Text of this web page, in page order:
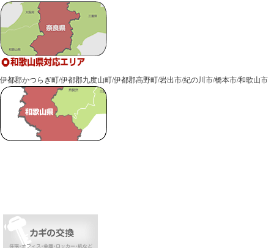
伊都郡かつらぎ町/伊都郡九度山町/伊都郡高野町/岩出市/紀の川市/橋本市/和歌山市